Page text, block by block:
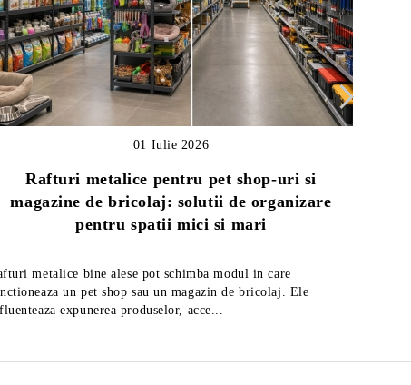
Rafturi metalice pentru pet shop-uri si
magazine de bricolaj: solutii de organizare
pentru spatii mici si mari
01 Iulie 2026
metalice bine alese pot schimba modul in care
un pet shop sau un magazin de bricolaj. Ele
expunerea produselor, acce...